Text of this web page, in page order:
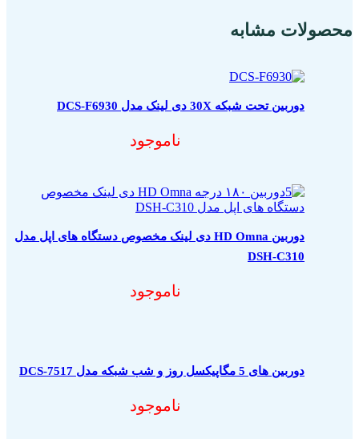
محصولات مشابه
دوربین تحت شبکه 30X دی لینک مدل DCS-F6930
ناموجود
دوربین HD Omna دی لینک مخصوص دستگاه های اپل مدل
DSH-C310
ناموجود
دوربین های 5 مگاپیکسل روز و شب شبکه مدل DCS-7517
ناموجود